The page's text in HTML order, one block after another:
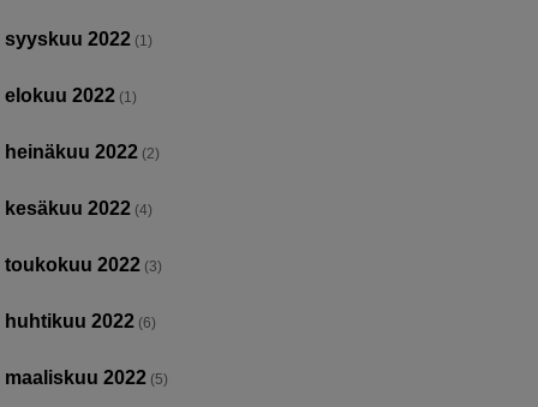
syyskuu 2022 (1)
elokuu 2022 (1)
heinäkuu 2022 (2)
kesäkuu 2022 (4)
toukokuu 2022 (3)
huhtikuu 2022 (6)
maaliskuu 2022 (5)